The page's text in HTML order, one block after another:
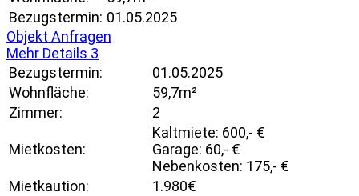
Bezugstermin: 01.05.2025
Objekt Anfragen
Mehr Details 3
Bezugstermin:
01.05.2025
Wohnfläche:
59,7m²
Zimmer:
2
Mietkosten:
Kaltmiete: 600,- €
Garage: 60,- €
Nebenkosten: 175,- €
Mietkaution:
1.980€